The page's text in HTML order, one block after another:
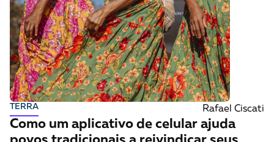
TERRA Rafael Ciscati
Como um aplicativo de celular ajuda